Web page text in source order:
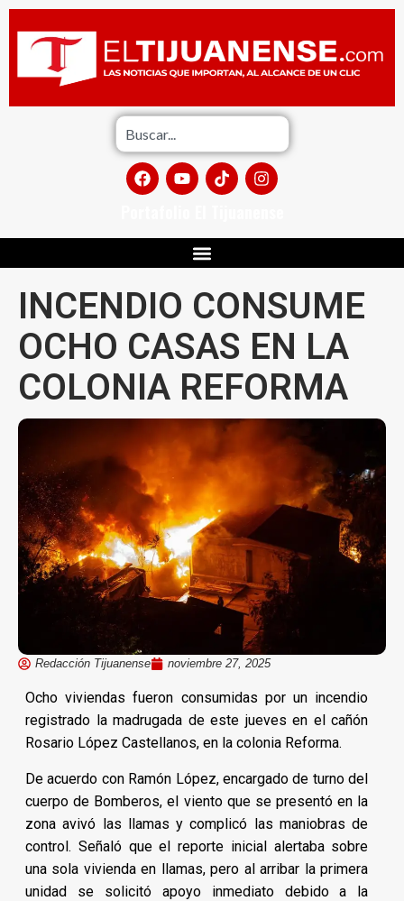
INCENDIO CONSUME
OCHO CASAS EN LA
COLONIA REFORMA
Redacción Tijuanense noviembre 27, 2025
Ocho viviendas fueron consumidas por un incendio
registrado la madrugada de este jueves en el cañón
Rosario López Castellanos, en la colonia Reforma.
De acuerdo con Ramón López, encargado de turno del
cuerpo de Bomberos, el viento que se presentó en la
zona avivó las llamas y complicó las maniobras de
control. Señaló que el reporte inicial alertaba sobre
una sola vivienda en llamas, pero al arribar la primera
unidad se solicitó apoyo inmediato debido a la